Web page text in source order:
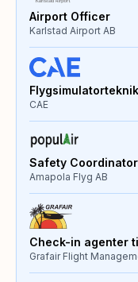
Airport Officer
Karlstad Airport AB
CAE
Safety Coordinator
Amapola Flyg AB
Check-in agenter
Grafair Flight